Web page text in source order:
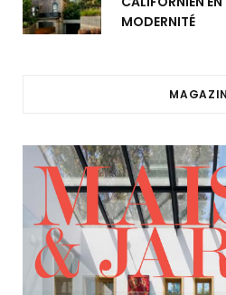
MODERNITÉ